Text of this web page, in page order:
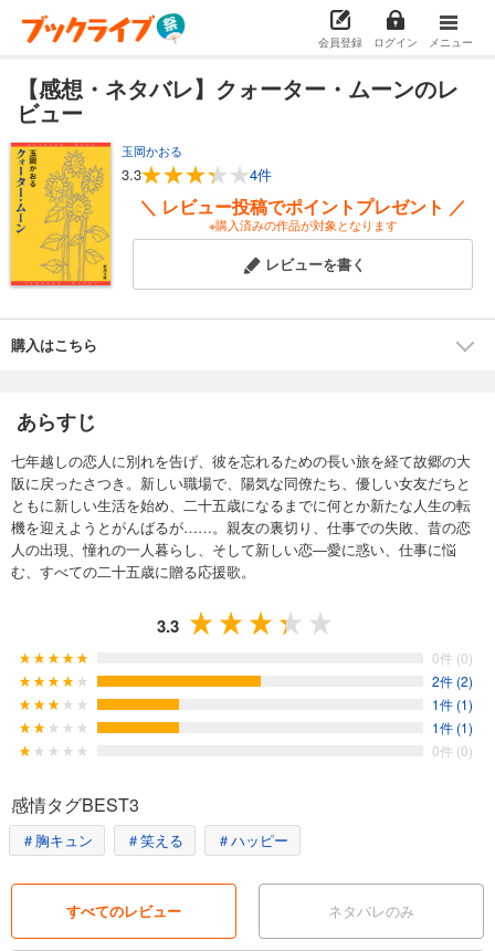
会員登録 ログイン メニュー
【感想・ネタバレ】クォーター・ムーンのレ
ビュー
玉岡かおる
3.3 4件
＼ レビュー投稿でポイントプレゼント ／
※購入済みの作品が対象となります
レビューを書く
購入はこちら
あらすじ
七年越しの恋人に別れを告げ、彼を忘れるための長い旅を経て故郷の大
阪に戻ったさつき。新しい職場で、陽気な同僚たち、優しい女友だちと
ともに新しい生活を始め、二十五歳になるまでに何とか新たな人生の転
機を迎えようとがんばるが……。親友の裏切り、仕事での失敗、昔の恋
人の出現、憧れの一人暮らし、そして新しい恋―愛に惑い、仕事に悩
む、すべての二十五歳に贈る応援歌。
3.3
0件 (0)
2件 (2)
1件 (1)
1件 (1)
0件 (0)
感情タグBEST3
＃胸キュン ＃笑える ＃ハッピー
すべてのレビュー ネタバレのみ